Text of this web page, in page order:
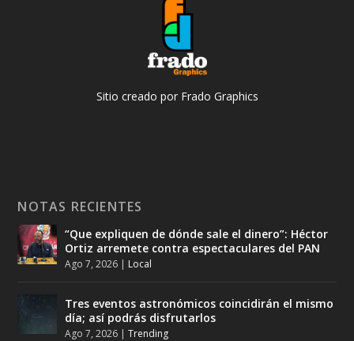
Sitio creado por Frado Graphics
NOTAS RECIENTES
“Que expliquen de dónde sale el dinero”: Héctor
Ortiz arremete contra espectaculares del PAN
Ago 7, 2026 | Local
Tres eventos astronómicos coincidirán el mismo
día; así podrás disfrutarlos
Ago 7, 2026 |Trending